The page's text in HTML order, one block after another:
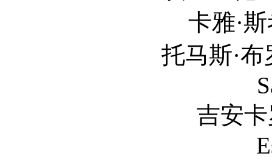
卡雅·斯考达
托马斯·布罗迪-
吉安卡罗·埃